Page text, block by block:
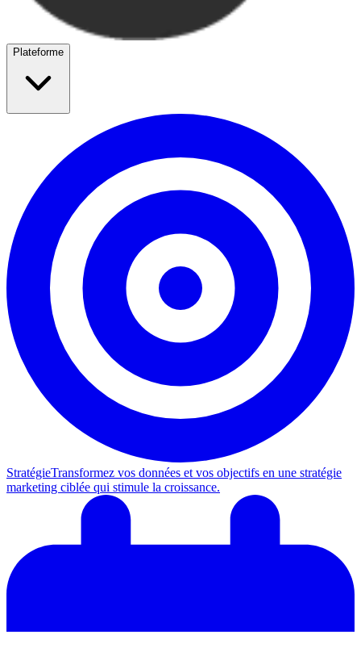
Plateforme
StratégieTransformez vos données et vos objectifs en une stratégie
marketing ciblée qui stimule la croissance.